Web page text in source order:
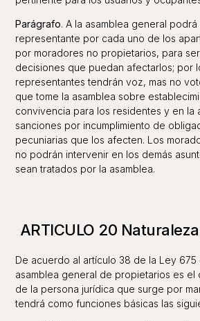
Parágrafo. A la asamblea general podrá
representante por cada uno de los
por moradores no propietarios, para
decisiones que puedan afectarlos; por
representantes tendrán voz, mas no
que tome la asamblea sobre
convivencia para los residentes y en la
sanciones por incumplimiento de
pecuniarias que los afecten. Los
no podrán intervenir en los demás
sean tratados por la asamblea.
ARTICULO 20
De acuerdo al artículo 38 de la Ley 675
asamblea general de propietarios es
de la persona jurídica que surge por
tendrá como funciones básicas las